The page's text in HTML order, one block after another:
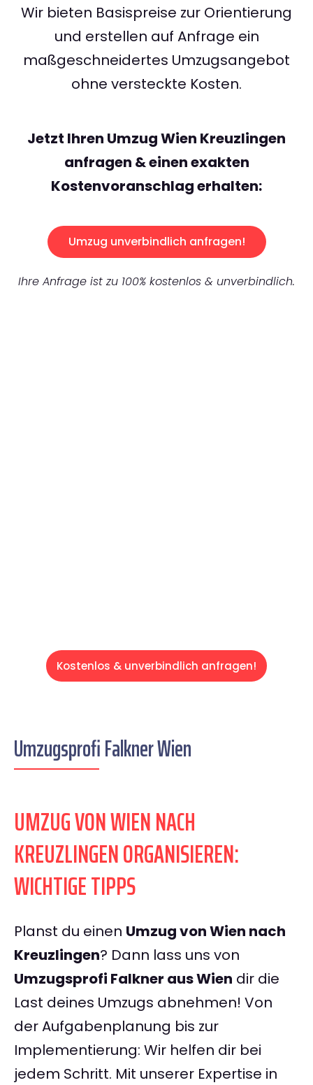
Wir bieten Basispreise zur Orientierung
und erstellen auf Anfrage ein
maßgeschneidertes Umzugsangebot
ohne versteckte Kosten.
Jetzt Ihren Umzug Wien Kreuzlingen
anfragen & einen exakten
Kostenvoranschlag erhalten:
Umzug unverbindlich anfragen!
Ihre Anfrage ist zu 100% kostenlos & unverbindlich.
Kostenlos & unverbindlich anfragen!
Umzugsprofi Falkner Wien
UMZUG VON WIEN NACH
KREUZLINGEN ORGANISIEREN:
WICHTIGE TIPPS
Planst du einen Umzug von Wien nach
Kreuzlingen? Dann lass uns von
Umzugsprofi Falkner aus Wien dir die
Last deines Umzugs abnehmen! Von
der Aufgabenplanung bis zur
Implementierung: Wir helfen dir bei
jedem Schritt. Mit unserer Expertise in